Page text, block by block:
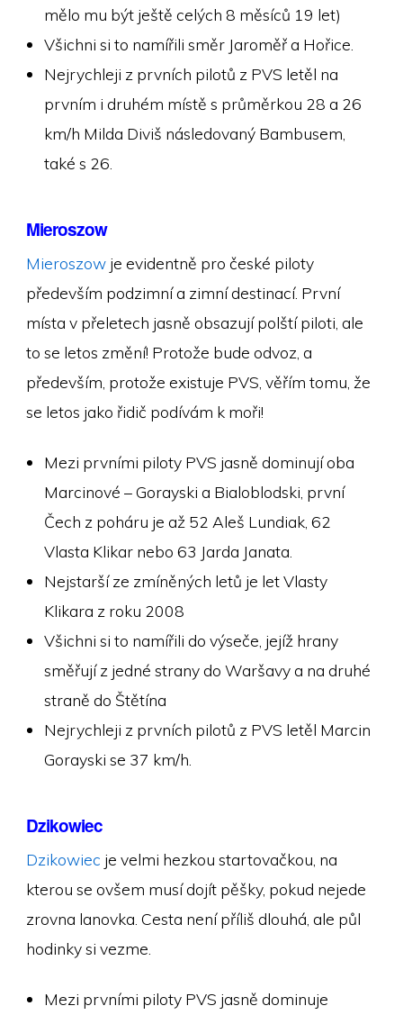
mělo mu být ještě celých 8 měsíců 19 let)
Všichni si to namířili směr Jaroměř a Hořice.
Nejrychleji z prvních pilotů z PVS letěl na
prvním i druhém místě s průměrkou 28 a 26
km/h Milda Diviš následovaný Bambusem,
také s 26.
Mieroszow
Mieroszowje evidentně pro české piloty
především podzimní a zimní destinací. První
místa v přeletech jasně obsazují polští piloti, ale
to se letos změní! Protože bude odvoz, a
především, protože existuje PVS, věřím tomu, že
se letos jako řidič podívám k moři!
Mezi prvními piloty PVS jasně dominují oba
Marcinové – Gorayski a Bialoblodski, první
Čech z poháru je až 52 Aleš Lundiak, 62
Vlasta Klikar nebo 63 Jarda Janata.
Nejstarší ze zmíněných letů je let Vlasty
Klikara z roku 2008
Všichni si to namířili do výseče, jejíž hrany
směřují z jedné strany do Waršavy a na druhé
straně do Štětína
Nejrychleji z prvních pilotů z PVS letěl Marcin
Gorayski se 37 km/h.
Dzikowiec
Dzikowiec je velmi hezkou startovačkou, na
kterou se ovšem musí dojít pěšky, pokud nejede
zrovna lanovka. Cesta není příliš dlouhá, ale půl
hodinky si vezme.
Mezi prvními piloty PVS jasně dominuje